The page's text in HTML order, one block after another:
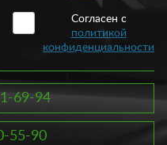
Согласен с
политикой
конфиденциальности
69-94
55-90